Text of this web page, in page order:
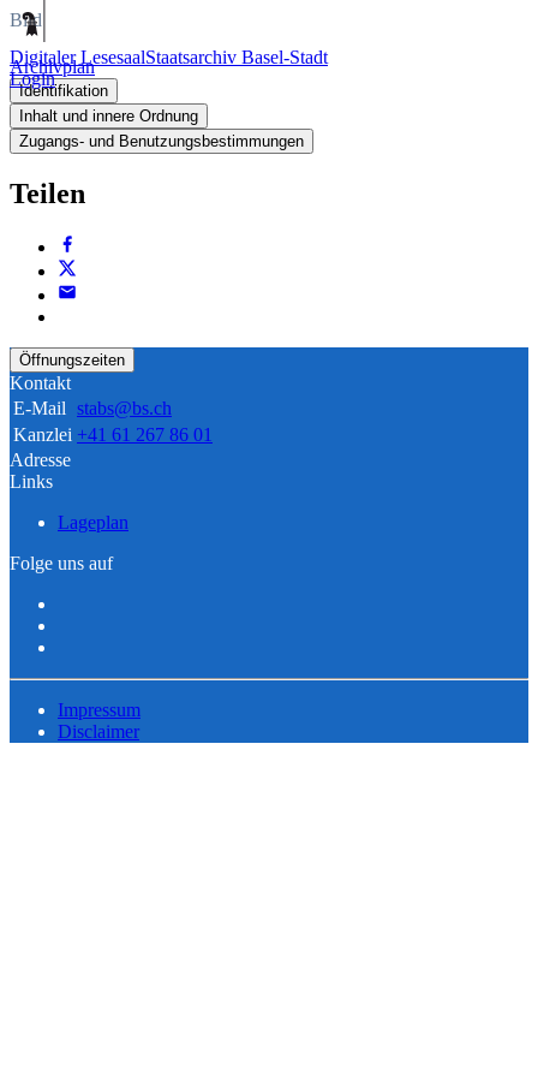
Digitaler LesesaalStaatsarchiv Basel-Stadt
Login
Bild
Archivplan
Identifikation
Inhalt und innere Ordnung
Zugangs- und Benutzungsbestimmungen
Teilen
Öffnungszeiten
Kontakt
E-Mail stabs@bs.ch
Kanzlei +41 61 267 86 01
Adresse
Links
Lageplan
Folge uns auf
Impressum
Disclaimer